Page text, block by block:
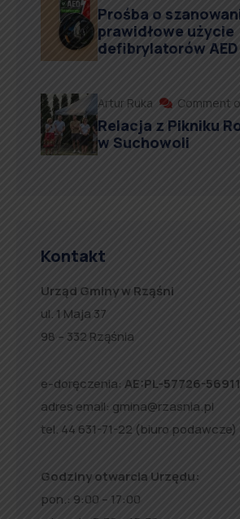
Prośba o
prawidłowe użycie
defibrylatorów AED
Artur Ruka Comment
Relacja z Pikniku
w Suchowoli
Kontakt
Urząd Gminy w Rząśni
ul. 1 Maja 37
98 – 332 Rząśnia
e-doręczenia: AE:PL-57726-
adres email: gmina@rzasnia.pl
tel. 44 631-71-22 (biuro podawcze)
Godziny otwarcia Urzędu:
pon.: 9:00 – 17:00